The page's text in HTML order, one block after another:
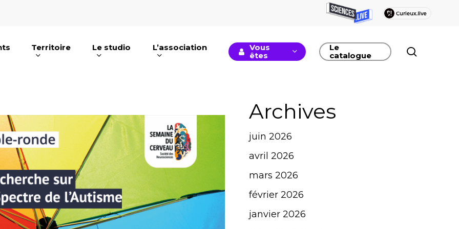
Territoire Le studio L’association
Vous
êtes
Le
catalogue
Archives
juin 2026
avril 2026
mars 2026
février 2026
janvier 2026